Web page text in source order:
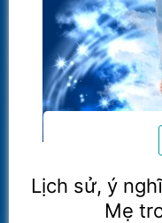
Lịch sử, ý
Mẹ